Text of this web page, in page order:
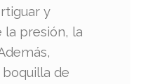
y
la presión, la
de